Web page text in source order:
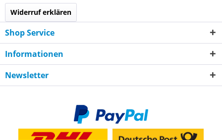
Widerruf erklären
Shop Service
Informationen
Newsletter